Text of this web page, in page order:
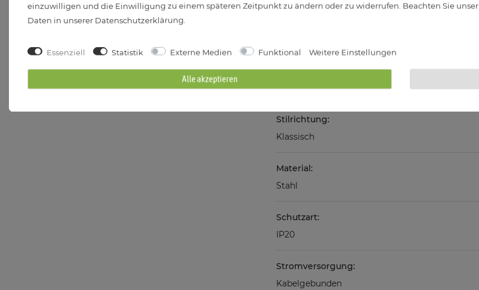
Farbe:
Weiß
Stilrichtung:
Klassisch
Material:
Stahl
Schutzart:
IP20
Stromversorgung:
Kabelgebunden
einzuwilligen und die Einwilligung zu einem späteren Zeitpunkt zu ändern oder zu widerrufen. Beachten Sie unser
Daten in unserer Daten­schutz­erklärung
Essenziell Statistik Externe Medien Funktional Weitere Einstellungen
Alle akzeptieren